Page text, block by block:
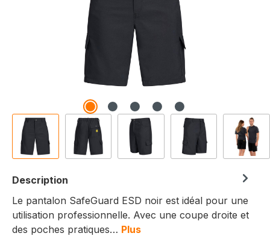
Description
Le pantalon SafeGuard ESD noir est idéal pour une
utilisation professionnelle. Avec une coupe droite et
des poches pratiques… Plus